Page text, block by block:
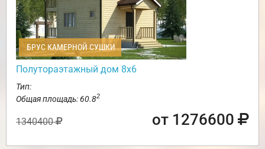
БРУС КАМЕРНОЙ СУШКИ
Полутораэтажный дом 8х6
Тип:
Общая площадь: 60.82
1340400 от 1276600